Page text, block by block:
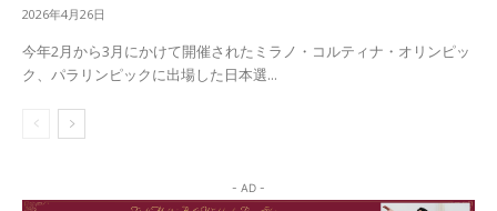
2026年4月26日
今年2月から3月にかけて開催されたミラノ・コルティナ・オリンピッ
ク、パラリンピックに出場した日本選...
- AD -